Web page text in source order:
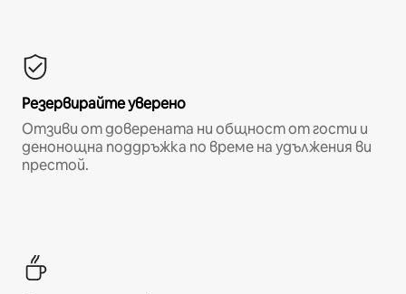
Резервирайте уверено
Отзиви от доверената ни общност от гости и
денонощна поддръжка по време на удължения ви
престой.